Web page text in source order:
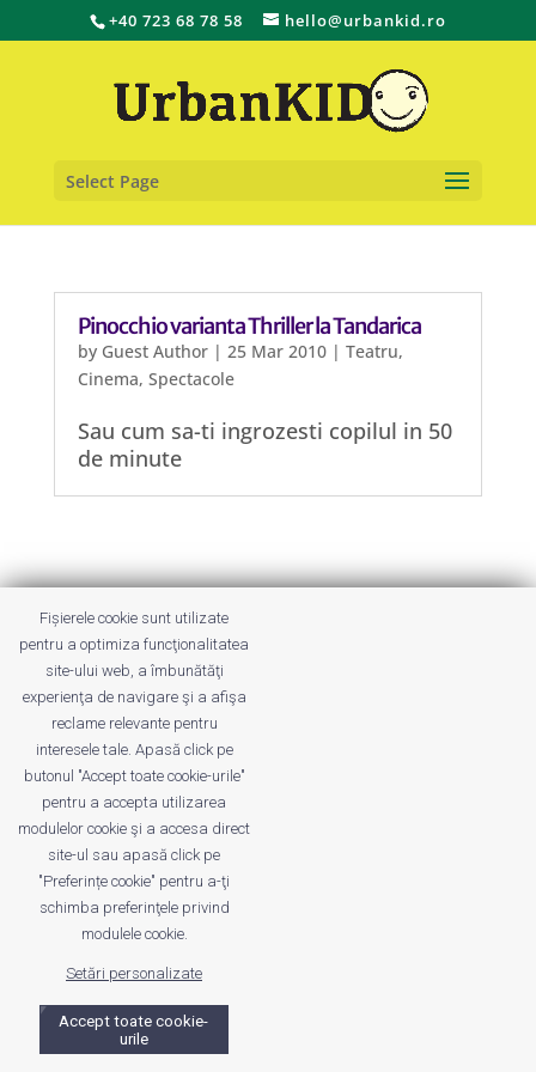
+40 723 68 78 58 hello@urbankid.ro
Select Page
Pinocchio varianta Thriller la Tandarica
by Guest Author| 25 Mar 2010| Teatru,
Cinema, Spectacole
Sau cum sa-ti ingrozesti copilul in 50
de minute
Despre noi Publicitate
Privacy
© UrbanKID. Proiect dezvoltat de Dana și
Dragomirescu. Temă WordPress:
ShortPixel
Fișierele cookie sunt utilizate
pentru a optimiza funcţionalitatea
site-ului web, a îmbunătăţi
experienţa de navigare şi a afişa
reclame relevante pentru
interesele tale. Apasă click pe
butonul "Accept toate cookie-urile"
pentru a accepta utilizarea
modulelor cookie şi a accesa direct
site-ul sau apasă click pe
"Preferințe cookie" pentru a-ţi
schimba preferinţele privind
modulele cookie.
Setări personalizate
Accept toate cookie-
urile